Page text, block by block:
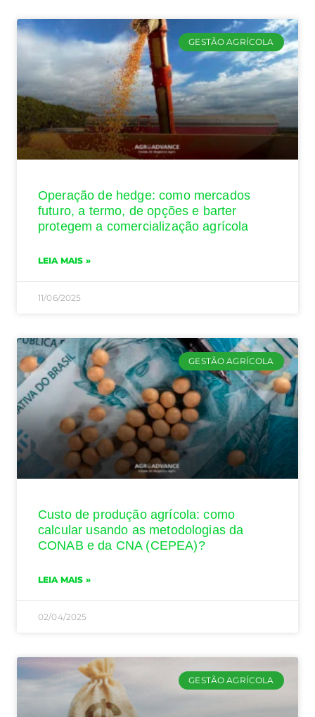
GESTÃO AGRÍCOLA
Operação de hedge: como mercados
futuro, a termo, de opções e barter
protegem a comercialização agrícola
LEIA MAIS »
11/06/2025
GESTÃO AGRÍCOLA
Custo de produção agrícola: como
calcular usando as metodologias da
CONAB e da CNA (CEPEA)?
LEIA MAIS »
02/04/2025
GESTÃO AGRÍCOLA